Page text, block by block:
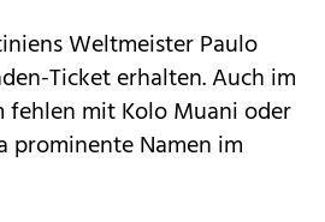
Weltmeister Paulo
Ticket erhalten. Auch im
fehlen mit Kolo Muani oder
prominente Namen im